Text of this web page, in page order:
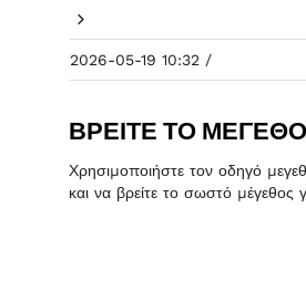
2026-05-19 10:32 /
ΒΡΕΊΤΕ ΤΟ
Χρησιμοποιήστε τον οδηγό
και να βρείτε το σωστό μέγεθος